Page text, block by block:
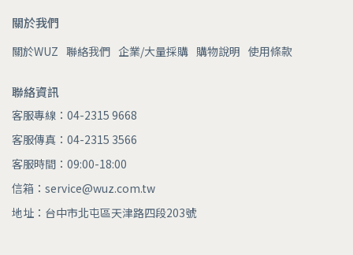
關於我們
關於WUZ 聯絡我們 企業/大量採購 購物說明 使用條款
聯絡資訊
客服專線：04-2315 9668
客服傳真：04-2315 3566
客服時間：09:00-18:00
信箱：service@wuz.com.tw
地址：台中市北屯區天津路四段203號